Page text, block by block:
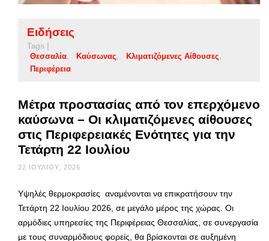
Ειδήσεις
Tags |
Θεσσαλία
Καύσωνας
Κλιματιζόμενες Αίθουσες
Περιφέρεια
Μέτρα προστασίας από τον επερχόμενο
καύσωνα – Οι κλιματιζόμενες αίθουσες
στις Περιφερειακές Ενότητες για την
Τετάρτη 22 Ιουλίου
22 ΙΟΥΛΊΟΥ, 2026
Υψηλές θερμοκρασίες αναμένονται να επικρατήσουν την
Τετάρτη 22 Ιουλίου 2026, σε μεγάλο μέρος της χώρας. Οι
αρμόδιες υπηρεσίες της Περιφέρειας Θεσσαλίας, σε συνεργασία
με τους συναρμόδιους φορείς, θα βρίσκονται σε αυξημένη